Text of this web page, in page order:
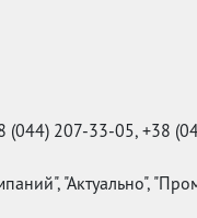
(044) 207-33-05, +38
"Актуально",